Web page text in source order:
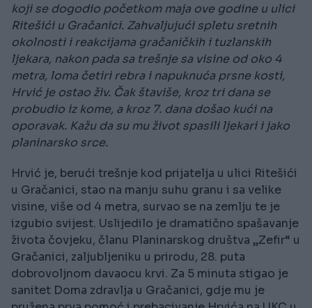
koji se dogodio početkom maja ove godine u ulici
Ritešići u Gračanici. Zahvaljujući spletu sretnih
okolnosti i reakcijama gračaničkih i tuzlanskih
ljekara, nakon pada sa trešnje sa visine od oko 4
metra, loma četiri rebra i napuknuća prsne kosti,
Hrvić je ostao živ. Čak štaviše, kroz tri dana se
probudio iz kome, a kroz 7. dana došao kući na
oporavak. Kažu da su mu život spasili ljekari i jako
planinarsko srce.
Hrvić je, berući trešnje kod prijatelja u ulici Ritešići
u Gračanici, stao na manju suhu granu i sa velike
visine, više od 4 metra, survao se na zemlju te je
izgubio svijest. Uslijedilo je dramatično spašavanje
života čovjeku, članu Planinarskog društva „Zefir“ u
Gračanici, zaljubljeniku u prirodu, 28. puta
dobrovoljnom davaocu krvi. Za 5 minuta stigao je
sanitet Doma zdravlja u Gračanici, gdje mu je